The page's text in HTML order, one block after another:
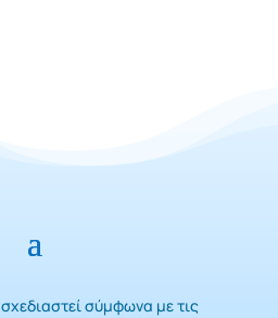
σχεδιαστεί σύμφωνα με τις